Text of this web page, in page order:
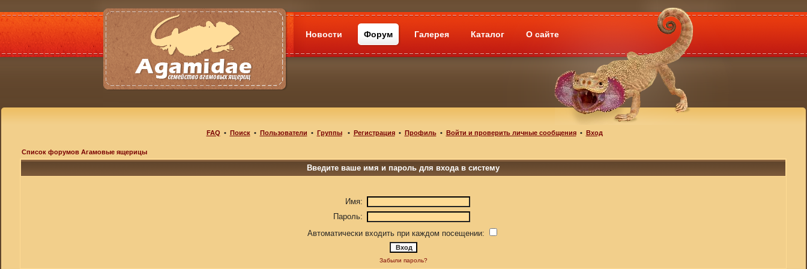
Новости Форум Галерея Каталог О сайте
FAQ • Поиск• Пользователи • Группы• Регистрация• Профиль• Войти и проверить личные сообщения• Вход
Список форумов Агамовые ящерицы
Введите ваше имя и пароль для входа в систему
Имя:
Пароль:
Автоматически входить при каждом посещении:
Забыли пароль?